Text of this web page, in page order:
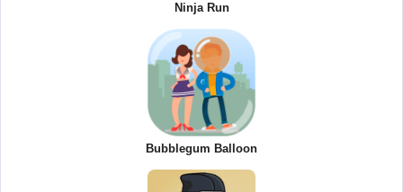
Ninja Run
Bubblegum Balloon